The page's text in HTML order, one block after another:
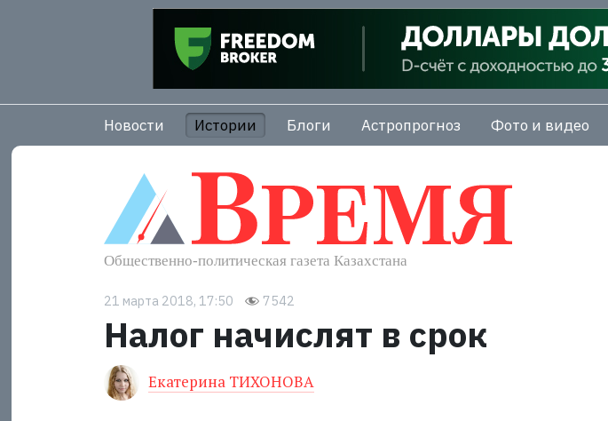
Новости Истории Блоги Астропрогноз Фото и видео
21 марта 2018, 17:50 7542
Налог начислят в срок
Екатерина ТИХОНОВА